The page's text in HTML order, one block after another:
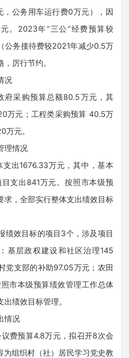
，公务用车运行费0万元），因
。2023年“三公”经费预算较
公务接待费较2021年减少0.5万
厉行节约。
况
采购预算总额80.5万元，其
万元；工程类采购预算 40.5万
万元。
情况
1676.33万元，其中，基本
支出841万元。按照市本级预
求，全部实行整体支出绩效目标
效目标的项目3个，涉及项目
基层政权建设和社区治理145
党支部的补助97.05万元；农田
市本级预算绩效管理工作总体
绩效目标管理。
情况
预算4.8万元，拟召开8次会
组织村（社）居民学习党史教